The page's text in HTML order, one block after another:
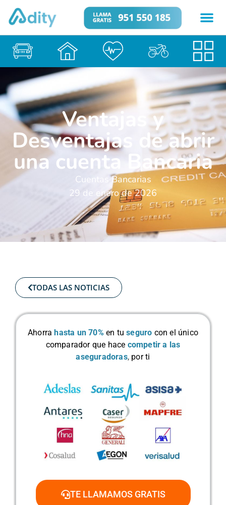
Ventajas y
Desventajas de abrir
una cuenta Bancaria
Cuentas Bancarias
29 de enero de 2026
TODAS LAS NOTICIAS
Ahorra hasta un 70% en tuseguro con el único
comparador que hace competir a las
aseguradoras, por ti
TE LLAMAMOS GRATIS